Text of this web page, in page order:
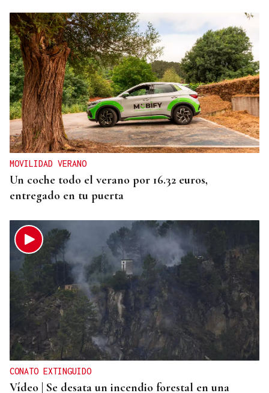
MOVILIDAD VERANO
Un coche todo el verano por 16.32 euros,
entregado en tu puerta
CONATO EXTINGUIDO
Vídeo | Se desata un incendio forestal en una